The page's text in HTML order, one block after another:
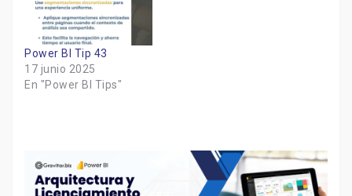
Power BI Tip 43
17 junio 2025
En "Power BI Tips"